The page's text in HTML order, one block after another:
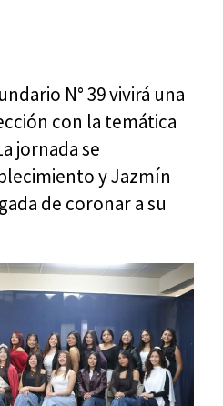
N° 39 vivirá una
con la temática
jornada se
y Jazmín
de coronar a su